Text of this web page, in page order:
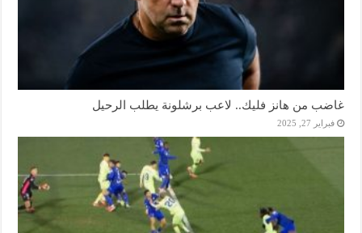
غاضب من هانز فليك.. لاعب برشلونة يطلب الرحيل
فبراير 27, 2025